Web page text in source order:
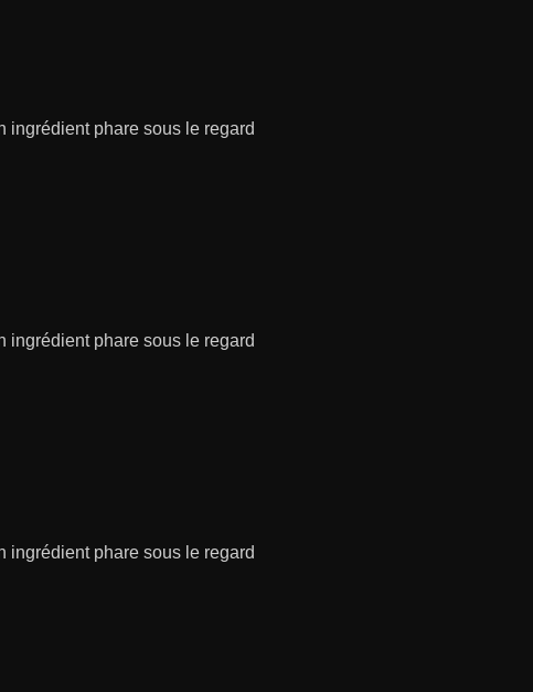
ingrédient phare sous le regard
ingrédient phare sous le regard
ingrédient phare sous le regard